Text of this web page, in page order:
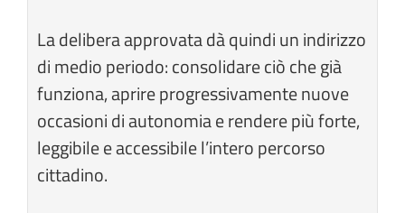
La delibera approvata dà quindi un indirizzo
di medio periodo: consolidare ciò che già
funziona, aprire progressivamente nuove
occasioni di autonomia e rendere più forte,
leggibile e accessibile l’intero percorso
cittadino.